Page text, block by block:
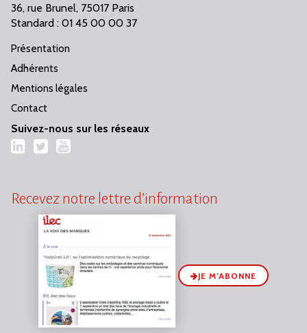
36, rue Brunel, 75017 Paris
Standard : 01 45 00 00 37
Présentation
Adhérents
Mentions légales
Contact
Suivez-nous sur les réseaux
LinkedIn
TwitterYouTube
Recevez notre lettre d’information
JE M’ABONNE